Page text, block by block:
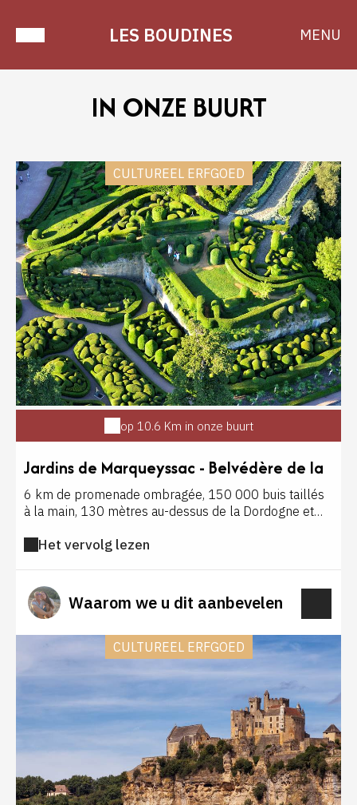
LES BOUDINES MENU
IN ONZE BUURT
CULTUREEL ERFGOED
op 10.6 Km in onze buurt
Jardins de Marqueyssac - Belvédère de la
Dordogne
6 km de promenade ombragée, 150 000 buis taillés
à la main, 130 mètres au-dessus de la Dordogne et
de la Dordogne et jardin le plus visité du Périgord, ce
août, des soirées aux chandelles sont organisées.
Het vervolg lezen
Waarom we u dit aanbevelen
CULTUREEL ERFGOED